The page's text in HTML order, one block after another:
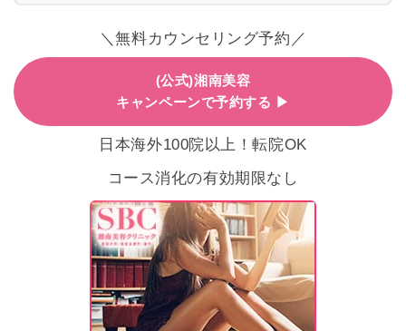
＼無料カウンセリング予約／
(公式)湘南美容
キャンペーンで予約する ▶
日本海外100院以上！転院OK
コース消化の有効期限なし